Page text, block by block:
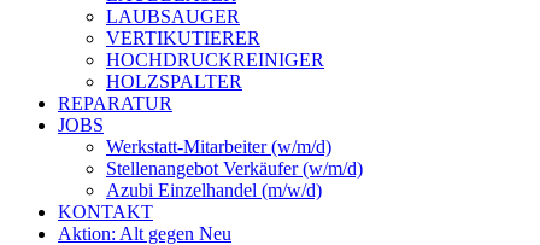
LAUBSAUGER
VERTIKUTIERER
HOCHDRUCKREINIGER
HOLZSPALTER
REPARATUR
JOBS
Werkstatt-Mitarbeiter (w/m/d)
Stellenangebot Verkäufer (w/m/d)
Azubi Einzelhandel (m/w/d)
KONTAKT
Aktion: Alt gegen Neu